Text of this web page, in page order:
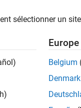
sélectionner un
Europe
Belgium
Denmark